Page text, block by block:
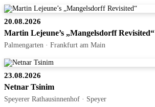
20.08.2026
Martin Lejeune’s „Mangelsdorff Revisited“
Palmengarten · Frankfurt am Main
23.08.2026
Netnar Tsinim
Speyerer Rathausinnenhof · Speyer